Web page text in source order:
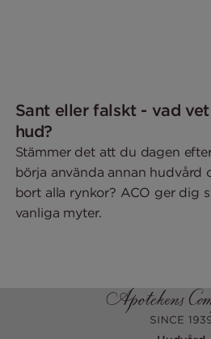
Sant eller falskt - vad
hud?
Stämmer det att du dagen
börja använda annan hudvård
bort alla rynkor? ACO ger dig
vanliga myter.